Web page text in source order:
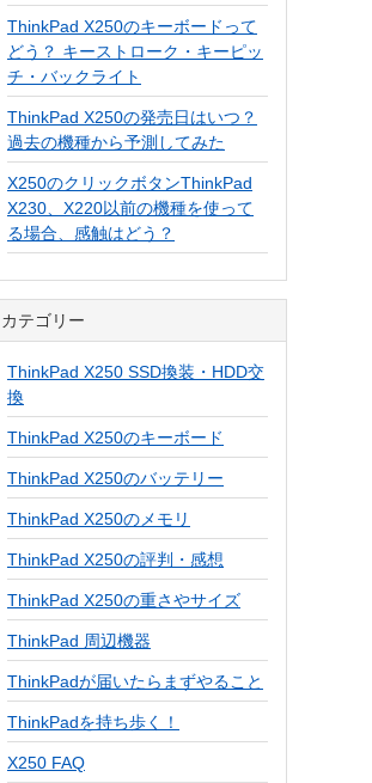
ThinkPad X250のキーボードって
どう？ キーストローク・キーピッ
チ・バックライト
ThinkPad X250の発売日はいつ？
過去の機種から予測してみた
X250のクリックボタンThinkPad
X230、X220以前の機種を使って
る場合、感触はどう？
カテゴリー
ThinkPad X250 SSD換装・HDD交
換
ThinkPad X250のキーボード
ThinkPad X250のバッテリー
ThinkPad X250のメモリ
ThinkPad X250の評判・感想
ThinkPad X250の重さやサイズ
ThinkPad 周辺機器
ThinkPadが届いたらまずやること
ThinkPadを持ち歩く！
X250 FAQ